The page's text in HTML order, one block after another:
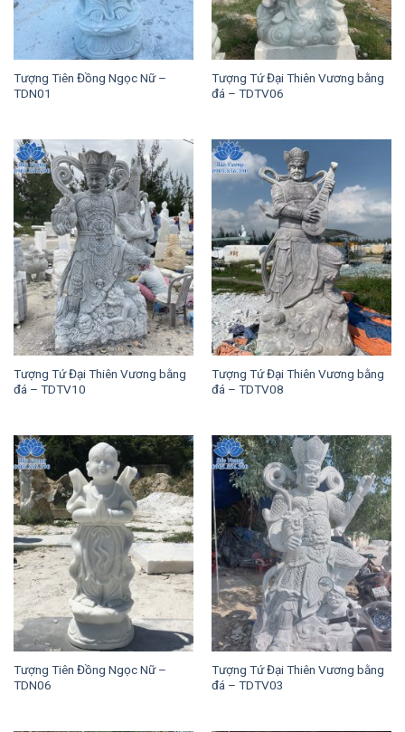
Tượng Tiên Đồng Ngọc Nữ –
TDN01
Tượng Tứ Đại Thiên Vương bằng
đá – TDTV06
Tượng Tứ Đại Thiên Vương bằng
đá – TDTV10
Tượng Tứ Đại Thiên Vương bằng
đá – TDTV08
Tượng Tiên Đồng Ngọc Nữ –
TDN06
Tượng Tứ Đại Thiên Vương bằng
đá – TDTV03